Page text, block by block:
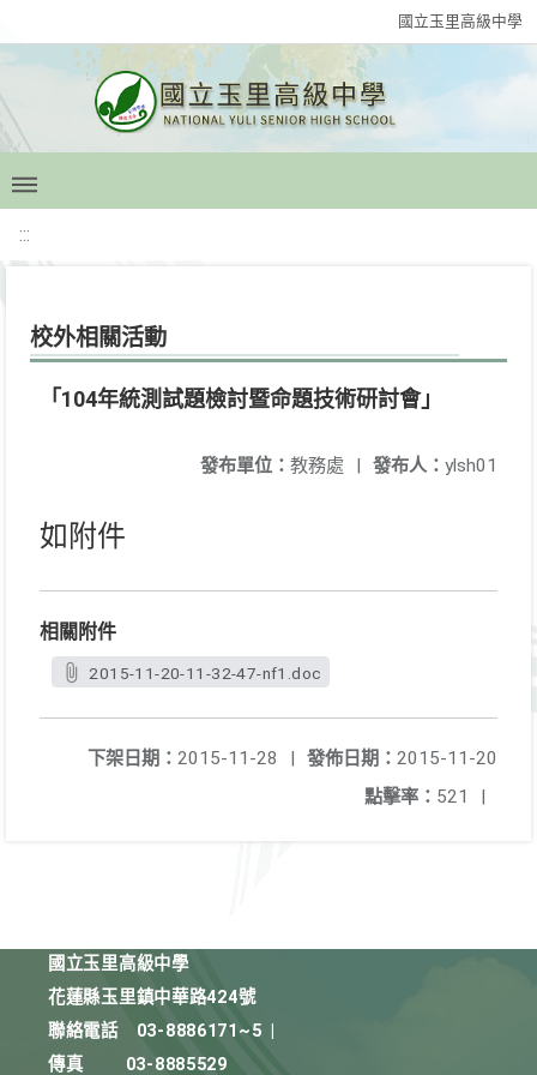
國立玉里高級中學
:::
校外相關活動
「104年統測試題檢討暨命題技術研討會」
發布人： ylsh01
發布單位： 教務處 |
如附件
相關附件
2015-11-20-11-32-47-nf1.doc
發佈日期： 2015-11-20
下架日期： 2015-11-28
|
點擊率： 521 |
國立玉里高級中學
花蓮縣玉里鎮中華路424號
聯絡電話
03-8886171~5
傳真
03-8885529